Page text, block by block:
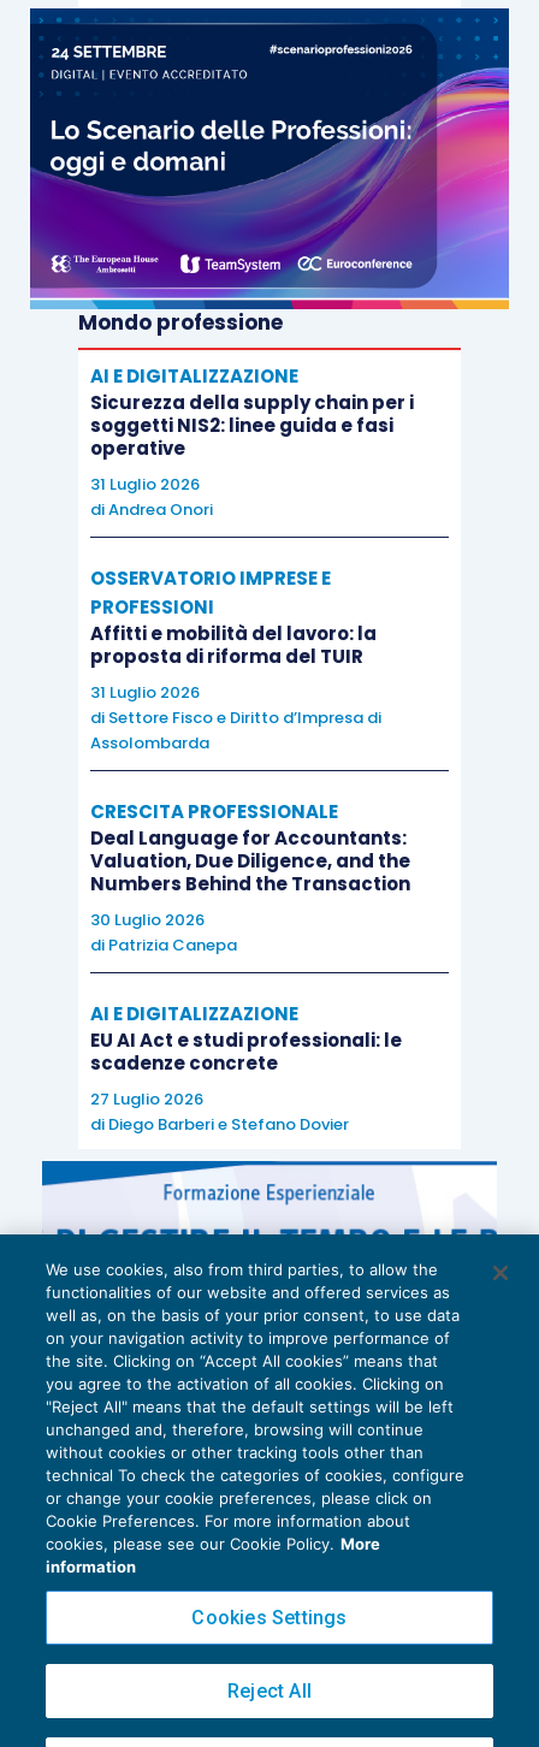
Mondo professione
AI E DIGITALIZZAZIONE
Sicurezza della supply chain per i
soggetti NIS2: linee guida e fasi
operative
31 Luglio 2026
diAndrea Onori
OSSERVATORIO IMPRESE E
PROFESSIONI
Affitti e mobilità del lavoro: la
proposta di riforma del TUIR
31 Luglio 2026
di Settore Fisco e Diritto d’Impresa di
Assolombarda
CRESCITA PROFESSIONALE
Deal Language for Accountants:
Valuation, Due Diligence, and the
Numbers Behind the Transaction
30 Luglio 2026
di Patrizia Canepa
AI E DIGITALIZZAZIONE
EU AI Act e studi professionali: le
scadenze concrete
27 Luglio 2026
di Diego Barberie Stefano Dovier
Privacy Policy
Cookie Policy
Copyright 2016 ©Gruppo Euroconference S.p.A.v2.32.4
Piazza Luigi Einaudi, 10N01 - 20124 Milano - info@ecnews.it
We use cookies, also from third parties, to allow the
functionalities of our website and offered services as
well as, on the basis of your prior consent, to use data
on your navigation activity to improve performance of
the site. Clicking on “Accept All cookies” means that
you agree to the activation of all cookies. Clicking on
"Reject All" means that the default settings will be left
unchanged and, therefore, browsing will continue
without cookies or other tracking tools other than
technical To check the categories of cookies, configure
or change your cookie preferences, please click on
Cookie Preferences. For more information about
cookies, please see our Cookie Policy. More
information
Cookies Settings
Reject All